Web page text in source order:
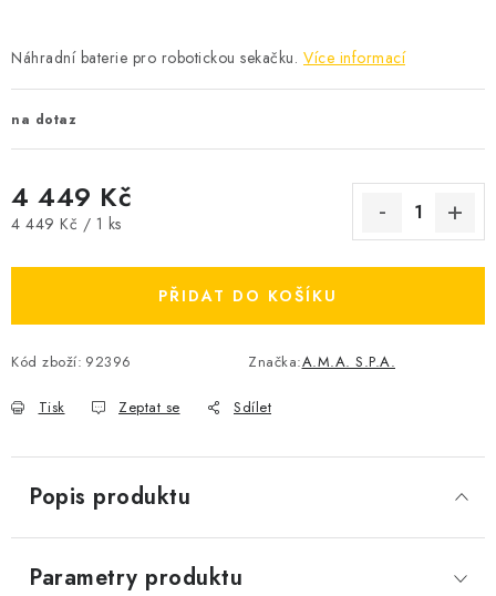
Náhradní baterie pro robotickou sekačku. Více informací
na dotaz
4 449 Kč
Měrná cena:
4 449 Kč / 1 ks
PŘIDAT DO KOŠÍKU
Kód zboží: 92396 Značka:A.M.A. S.P.A.
Tisk Zeptat se Sdílet
Popis produktu
Parametry produktu